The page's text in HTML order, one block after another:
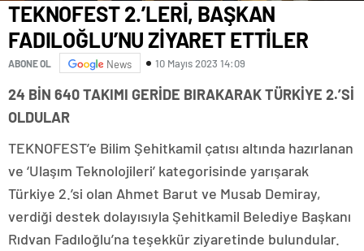
TEKNOFEST 2.’LERİ, BAŞKAN
FADILOĞLU’NU ZİYARET ETTİLER
ABONE OL News 10 Mayıs 2023 14:09
24 BİN 640 TAKIMI GERİDE BIRAKARAK TÜRKİYE 2.’Sİ
OLDULAR
TEKNOFEST’e Bilim Şehitkamil çatısı altında hazırlanan
ve ‘Ulaşım Teknolojileri’ kategorisinde yarışarak
Türkiye 2.’si olan Ahmet Barut ve Musab Demiray,
verdiği destek dolayısıyla Şehitkamil Belediye Başkanı
Rıdvan Fadıloğlu’na teşekkür ziyaretinde bulundular.